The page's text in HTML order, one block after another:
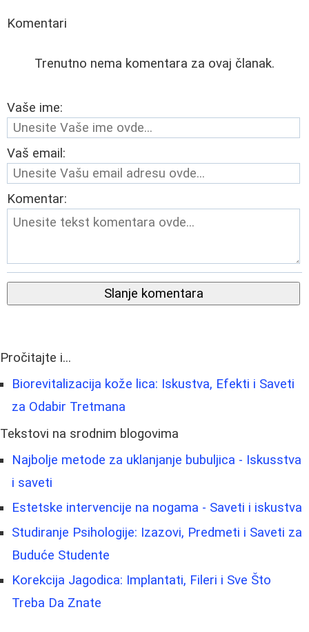
Komentari
Trenutno nema komentara za ovaj članak.
Vaše ime:
Vaš email:
Komentar:
Slanje komentara
Pročitajte i...
Biorevitalizacija kože lica: Iskustva, Efekti i Saveti
za Odabir Tretmana
Tekstovi na srodnim blogovima
Najbolje metode za uklanjanje bubuljica - Iskusstva
i saveti
Estetske intervencije na nogama - Saveti i iskustva
Studiranje Psihologije: Izazovi, Predmeti i Saveti za
Buduće Studente
Korekcija Jagodica: Implantati, Fileri i Sve Što
Treba Da Znate